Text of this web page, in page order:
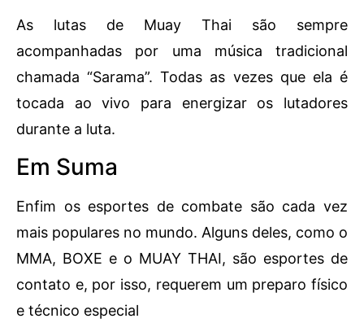
As lutas de Muay Thai são sempre
acompanhadas por uma música tradicional
chamada “Sarama”. Todas as vezes que ela é
tocada ao vivo para energizar os lutadores
durante a luta.
Em Suma
Enfim os esportes de combate são cada vez
mais populares no mundo. Alguns deles, como o
MMA, BOXE e o MUAY THAI, são esportes de
contato e, por isso, requerem um preparo físico
e técnico especial